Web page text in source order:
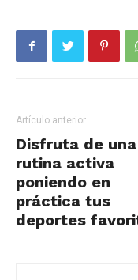
Artículo anterior
Disfruta de una
rutina activa
poniendo en
práctica tus
deportes